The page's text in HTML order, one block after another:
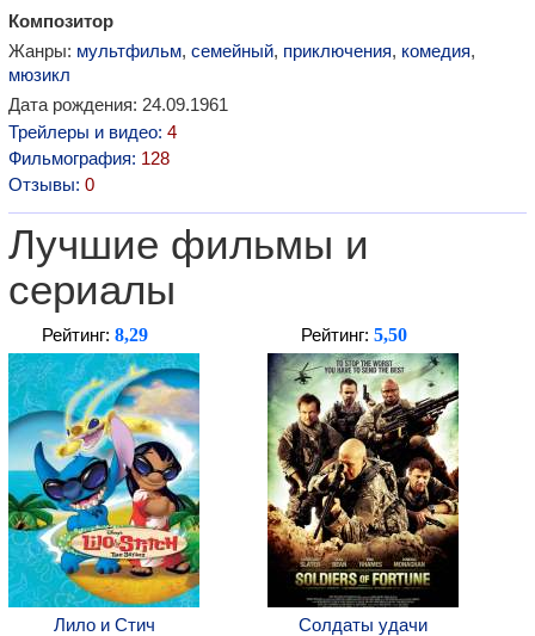
Композитор
Жанры: мультфильм, семейный, приключения, комедия,
мюзикл
Дата рождения: 24.09.1961
Трейлеры и видео: 4
Фильмография: 128
Отзывы: 0
Лучшие фильмы и
сериалы
Рейтинг: 8,29
Лило и Стич
Рейтинг: 5,50
Солдаты удачи